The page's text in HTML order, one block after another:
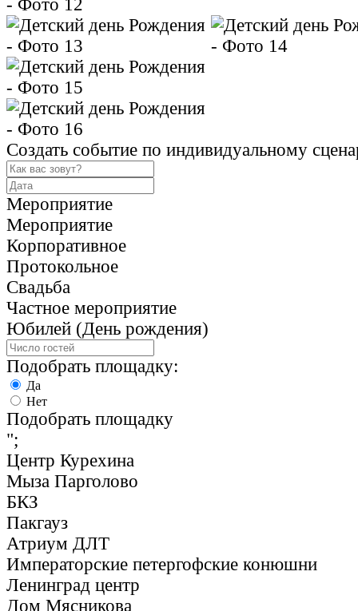
Создать событие по индивидуальному
Мероприятие
Мероприятие
Корпоративное
Протокольное
Свадьба
Частное мероприятие
Юбилей (День рождения)
Подобрать площадку:
Да
Нет
Подобрать площадку
";
Центр Курехина
Мыза Парголово
БКЗ
Пакгауз
Атриум ДЛТ
Императорские петергофские конюшни
Ленинград центр
Дом Мясникова